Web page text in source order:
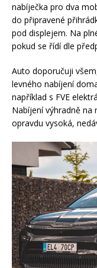
nabíječka pro dva
do připravené
pod displejem. Na
pokud se řídí dle
Auto doporučuji
levného nabíjení
například s FVE
Nabíjení výhradně na
opravdu vysoká,